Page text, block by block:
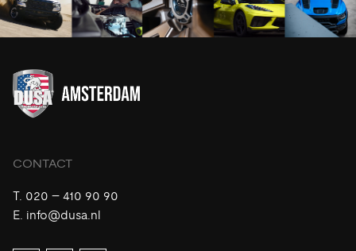
CONTACT
T. 020 – 410 90 90
E. info@dusa.nl